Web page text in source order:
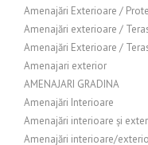
Amenajări Exterioare /
Amenajări exterioare /
Amenajări Exterioare /
Amenajari exterior
AMENAJARI GRADINA
Amenajări Interioare
Amenajări interioare și
Amenajări interioare/